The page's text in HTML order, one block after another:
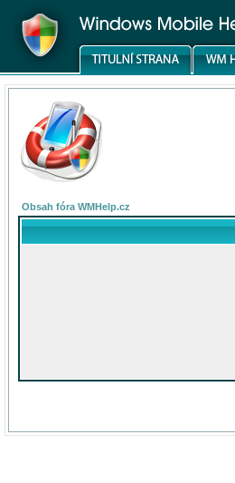
Obsah fóra WMHelp.cz